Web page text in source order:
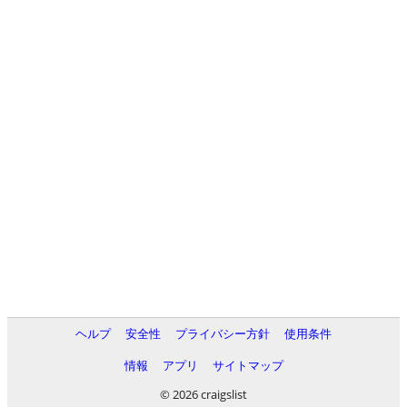
ヘルプ 安全性 プライバシー方針
使用条件
情報
アプリ
サイトマップ
© 2026 craigslist